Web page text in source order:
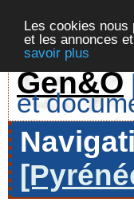
Les cookies nous
et les annonces
savoir plus
Gen&O
et